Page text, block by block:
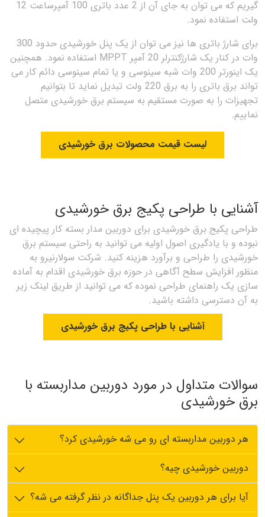
گیریم که می توان به جای آن از 2 عدد باتری 100 آمپرساعت 12
ولت استفاده نمود.
برای شارژ باتری ها نیز می توان از یک پنل خورشیدی حدود 300
وات در کنار یک شارژکنترلر 20 آمپر MPPT استفاده نمود. همچنین
یک اینورتر 200 وات شبه سینوسی و یا تمام سینوسی دائم کار می
تواند برق باتری را به برق 220 ولت تبدیل نماید تا بتوانیم
تجهیزات را به صورت مستقیم به سیستم برق خورشیدی متصل
نماییم.
لیست قیمت محصولات برق خورشیدی
آشنایی با طراحی پکیج برق خورشیدی
طراحی پکیج برق خورشیدی برای دوربین مدار بسته کار پیچیده ای
نبوده و با یادگیری اصول اولیه می توانید به راحتی سیستم برق
خورشیدی را طراحی و برآورد هزینه کنید. شرکت سولارنیرو به
منظور افزایش سطح آگاهی در حوزه برق خورشیدی اقدام به آماده
سازی یک راهنمای طراحی نموده که می توانید از طریق لینک زیر
به آن دسترسی داشته باشید.
آشنایی با طراحی پکیج برق خورشیدی
سوالات متداول در مورد دوربین مداربسته با
برق خورشیدی
هر دوربین مداربسته ای رو می شه خورشیدی کرد؟
دوربین خورشیدی چیه؟
آیا برای هر دوربین یک پنل جداگانه در نظر گرفته می شه؟